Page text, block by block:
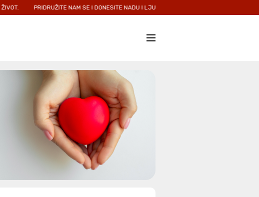
PRIDRUŽITE NAM SE I DONESITE NADU I LJUBAV ONIMA KOJIMA JE NAJPOTREBNIJA.